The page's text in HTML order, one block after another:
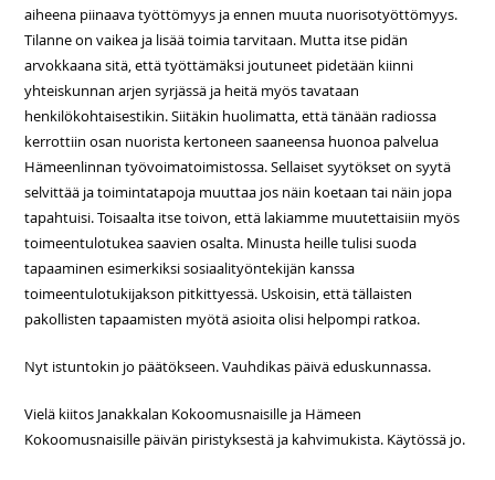
aiheena piinaava työttömyys ja ennen muuta nuorisotyöttömyys.
Tilanne on vaikea ja lisää toimia tarvitaan. Mutta itse pidän
arvokkaana sitä, että työttämäksi joutuneet pidetään kiinni
yhteiskunnan arjen syrjässä ja heitä myös tavataan
henkilökohtaisestikin. Siitäkin huolimatta, että tänään radiossa
kerrottiin osan nuorista kertoneen saaneensa huonoa palvelua
Hämeenlinnan työvoimatoimistossa. Sellaiset syytökset on syytä
selvittää ja toimintatapoja muuttaa jos näin koetaan tai näin jopa
tapahtuisi. Toisaalta itse toivon, että lakiamme muutettaisiin myös
toimeentulotukea saavien osalta. Minusta heille tulisi suoda
tapaaminen esimerkiksi sosiaalityöntekijän kanssa
toimeentulotukijakson pitkittyessä. Uskoisin, että tällaisten
pakollisten tapaamisten myötä asioita olisi helpompi ratkoa.
Nyt istuntokin jo päätökseen. Vauhdikas päivä eduskunnassa.
Vielä kiitos Janakkalan Kokoomusnaisille ja Hämeen
Kokoomusnaisille päivän piristyksestä ja kahvimukista. Käytössä jo.